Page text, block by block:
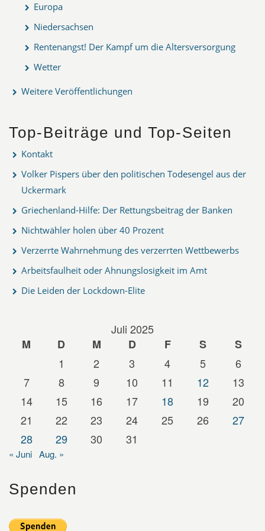
Europa
Niedersachsen
Rentenangst! Der Kampf um die Altersversorgung
Wetter
Weitere Veröffentlichungen
Top-Beiträge und Top-Seiten
Kontakt
Volker Pispers über den politischen Todesengel aus der
Uckermark
Griechenland-Hilfe: Der Rettungsbeitrag der Banken
Nichtwähler holen über 40 Prozent
Verzerrte Wahrnehmung des verzerrten Wettbewerbs
Arbeitsfaulheit oder Ahnungslosigkeit im Amt
Die Leiden der Lockdown-Elite
Juli 2025
M
D M D F S
S
1
2 3 4 5
6
7
8 9 10 11 12
13
14
15 16 17 18 19
20
21
22 23 24 25 26
27
28
29 30 31
« Juni Aug. »
Spenden